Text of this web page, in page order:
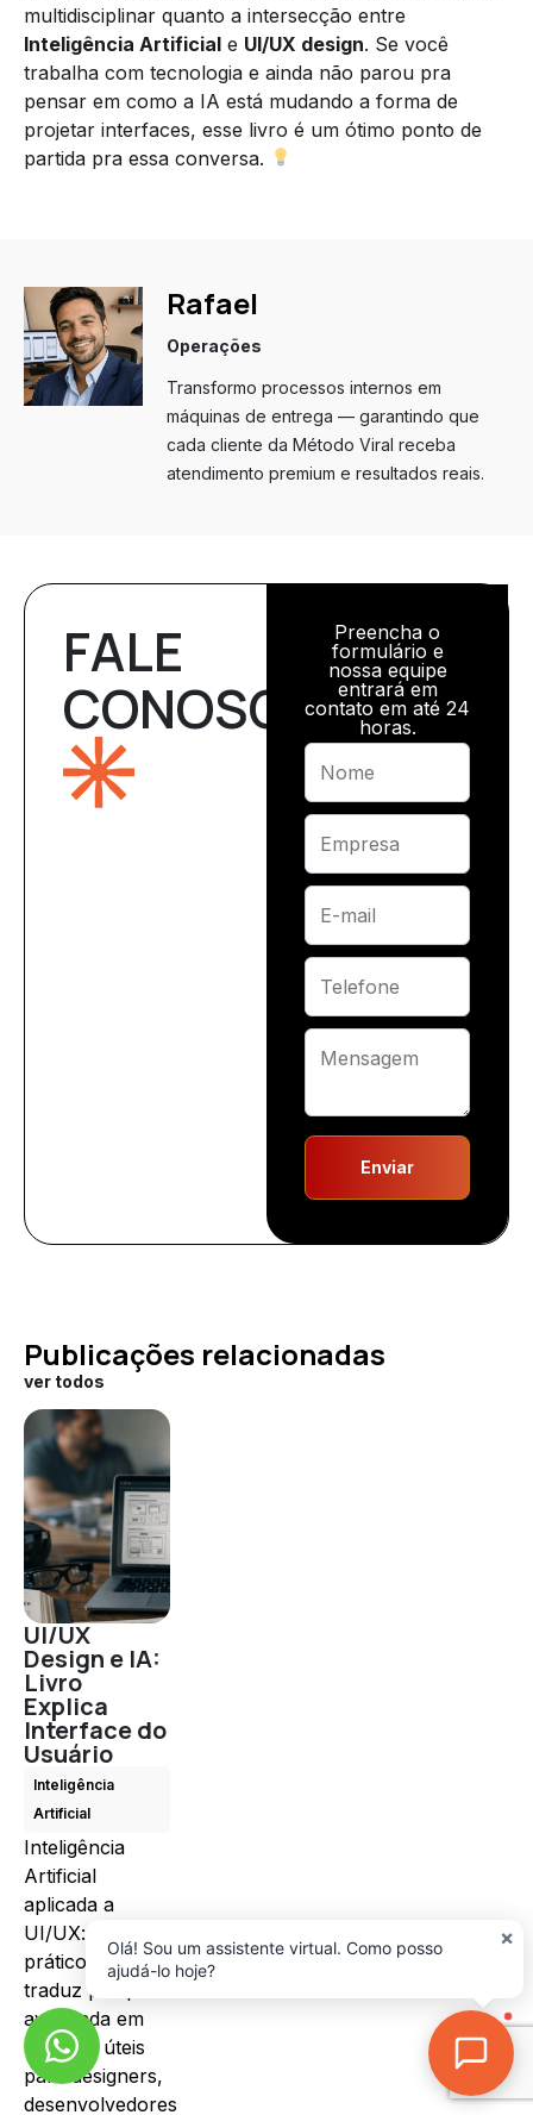
multidisciplinar quanto a intersecção entre
Inteligência Artificial e UI/UX design. Se você
trabalha com tecnologia e ainda não parou pra
pensar em como a IA está mudando a forma de
projetar interfaces, esse livro é um ótimo ponto de
partida pra essa conversa.
Rafael
Operações
Transformo processos internos em
máquinas de entrega — garantindo que
cada cliente da Método Viral receba
atendimento premium e resultados reais.
FALE
CONOSCO
Preencha o
formulário e
nossa equipe
entrará em
contato em até 24
horas.
Enviar
Publicações relacionadas
ver todos
UI/UX
Design e IA:
Livro
Explica
Interface do
Usuário
Inteligência
Artificial
Inteligência
Artificial
aplicada a
UI/UX: guia
prático que
traduz pesquisa
avançada em
técnicas úteis
para designers,
desenvolvedores
×
Olá! Sou um assistente virtual. Como posso
ajudá-lo hoje?